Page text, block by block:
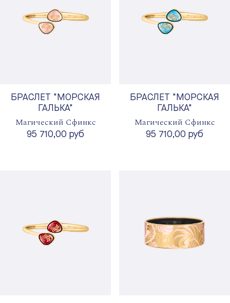
БРАСЛЕТ "МОРСКАЯ
ГАЛЬКА"
Магический Сфинкс
95 710,00 руб
БРАСЛЕТ "МОРСКАЯ
ГАЛЬКА"
Магический Сфинкс
95 710,00 руб